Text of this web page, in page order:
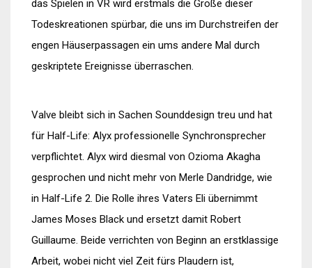
das Spielen in VR wird erstmals die Größe dieser
Todeskreationen spürbar, die uns im Durchstreifen der
engen Häuserpassagen ein ums andere Mal durch
geskriptete Ereignisse überraschen.
Valve bleibt sich in Sachen Sounddesign treu und hat
für Half-Life: Alyx professionelle Synchronsprecher
verpflichtet. Alyx wird diesmal von Ozioma Akagha
gesprochen und nicht mehr von Merle Dandridge, wie
in Half-Life 2. Die Rolle ihres Vaters Eli übernimmt
James Moses Black und ersetzt damit Robert
Guillaume. Beide verrichten von Beginn an erstklassige
Arbeit, wobei nicht viel Zeit fürs Plaudern ist,